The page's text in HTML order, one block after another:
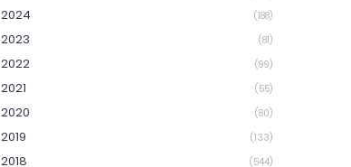
2024 (188)
2023 (81)
2022 (99)
2021 (55)
2020 (80)
2019 (133)
2018 (544)